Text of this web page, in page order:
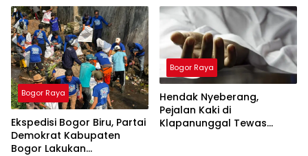
Bogor Raya
Ekspedisi Bogor Biru, Partai
Demokrat Kabupaten
Bogor Lakukan
Bogor Raya
Hendak Nyeberang,
Pejalan Kaki di
Klapanunggal Tewas